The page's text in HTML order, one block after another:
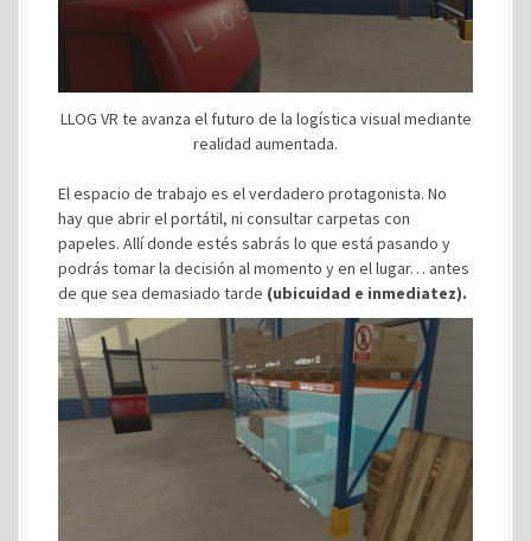
LLOG VR te avanza el futuro de la logística visual mediante
realidad aumentada.
El espacio de trabajo es el verdadero protagonista. No
hay que abrir el portátil, ni consultar carpetas con
papeles. Allí donde estés sabrás lo que está pasando y
podrás tomar la decisión al momento y en el lugar… antes
de que sea demasiado tarde (ubicuidad e inmediatez).